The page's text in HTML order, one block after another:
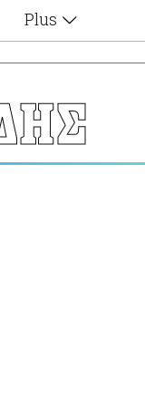
Plus
Αφιερώματα
Ζώδια